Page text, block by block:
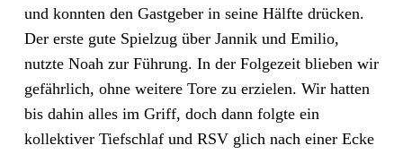
und konnten den Gastgeber in seine Hälfte drücken.
Der erste gute Spielzug über Jannik und Emilio,
nutzte Noah zur Führung. In der Folgezeit blieben wir
gefährlich, ohne weitere Tore zu erzielen. Wir hatten
bis dahin alles im Griff, doch dann folgte ein
kollektiver Tiefschlaf und RSV glich nach einer Ecke